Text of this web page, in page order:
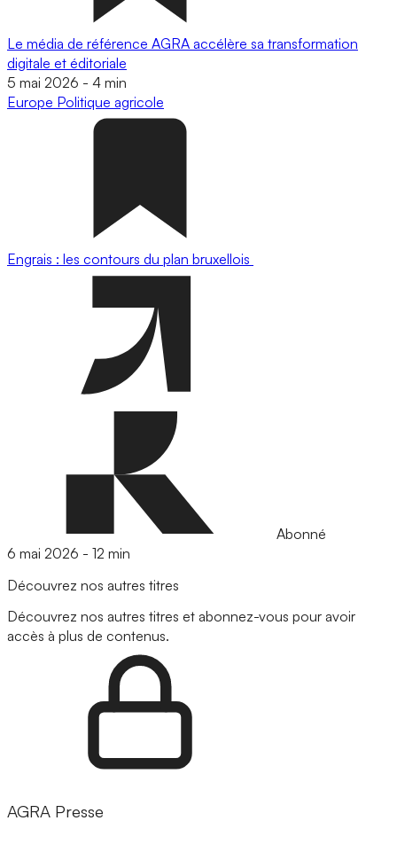
Le média de référence AGRA accélère sa transformation
digitale et éditoriale
5 mai 2026 - 4 min
Europe Politique agricole
Engrais : les contours du plan bruxellois
Abonné
6 mai 2026 - 12 min
Découvrez nos autres titres
Découvrez nos autres titres et abonnez-vous pour avoir
accès à plus de contenus.
AGRA Presse